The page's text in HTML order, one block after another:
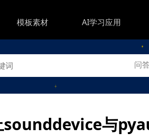
模板素材 AI学习应用
sounddevice与